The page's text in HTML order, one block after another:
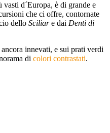
d´Europa, è di grande e
che ci offre, contornate
dello Sciliare dai Denti di
ancora innevati, e sui prati verdi
di colori contrastati.